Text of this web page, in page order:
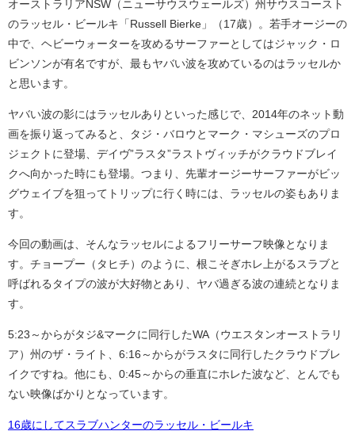
オーストラリアNSW（ニューサウスウェールズ）州サウスコースト
のラッセル・ビールキ「Russell Bierke」（17歳）。若手オージーの
中で、ヘビーウォーターを攻めるサーファーとしてはジャック・ロ
ビンソンが有名ですが、最もヤバい波を攻めているのはラッセルか
と思います。
ヤバい波の影にはラッセルありといった感じで、2014年のネット動
画を振り返ってみると、タジ・バロウとマーク・マシューズのプロ
ジェクトに登場、デイヴ”ラスタ”ラストヴィッチがクラウドブレイ
クへ向かった時にも登場。つまり、先輩オージーサーファーがビッ
グウェイブを狙ってトリップに行く時には、ラッセルの姿もありま
す。
今回の動画は、そんなラッセルによるフリーサーフ映像となりま
す。チョープー（タヒチ）のように、根こそぎホレ上がるスラブと
呼ばれるタイプの波が大好物とあり、ヤバ過ぎる波の連続となりま
す。
5:23～からがタジ&マークに同行したWA（ウエスタンオーストラリ
ア）州のザ・ライト、6:16～からがラスタに同行したクラウドブレ
イクですね。他にも、0:45～からの垂直にホレた波など、とんでも
ない映像ばかりとなっています。
16歳にしてスラブハンターのラッセル・ビールキ